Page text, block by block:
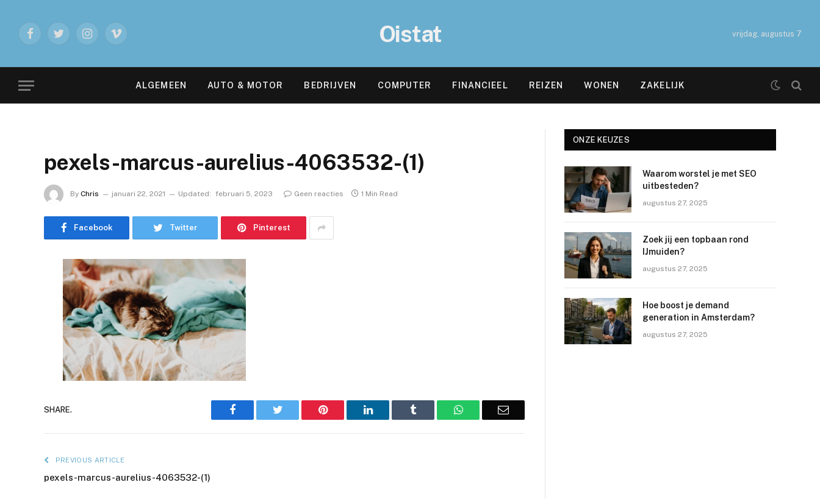
FacebookTwitterInstagramVimeo Oistat vrijdag, augustus 7
ALGEMEEN AUTO & MOTOR BEDRIJVEN COMPUTER FINANCIEEL REIZEN WONEN ZAKELIJK
pexels-marcus-aurelius-4063532-(1)
By Chris januari 22, 2021 Updated: februari 5, 2023 Geen reacties 1 Min Read
Facebook Twitter Pinterest
SHARE. Facebook Twitter Pinterest LinkedIn Tumblr WhatsAppEmail
PREVIOUS ARTICLE
pexels-marcus-aurelius-4063532-(1)
ONZE KEUZES
Waarom worstel je met SEO
uitbesteden?
augustus 27, 2025
Zoek jij een topbaan rond
IJmuiden?
augustus 27, 2025
Hoe boost je demand
generation in Amsterdam?
augustus 27, 2025